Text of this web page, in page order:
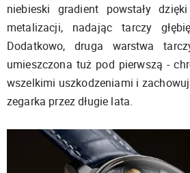
niebieski gradient powstały
metalizacji, nadając tarczy
Dodatkowo, druga warstwa
umieszczona tuż pod pierwszą -
wszelkimi uszkodzeniami i
zegarka przez długie lata.